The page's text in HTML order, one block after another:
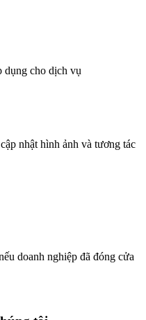
dụng cho dịch vụ
nhật hình ảnh và tương tác
doanh nghiệp đã đóng cửa